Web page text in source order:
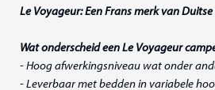
Le Voyageur: Een Frans merk van
Wat onderscheid een Le Voyageur
- Hoog afwerkingsniveau wat onder
- Leverbaar met bedden in variabele